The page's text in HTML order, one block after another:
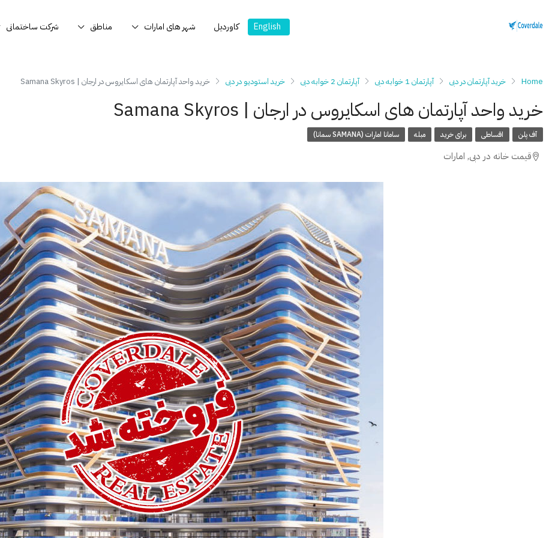
English کاوردیل شهر های امارات مناطق شرکت ساختمانی
Home خرید آپارتمان در دبی آپارتمان 1 خوابه دبی آپارتمان 2 خوابه دبی خرید استودیو در دبی خرید واحد آپارتمان های اسکایروس در ارجان | Samana Skyros
خرید واحد آپارتمان های اسکایروس در ارجان | Samana Skyros
آف پلن اقساطی برای خرید مبله سامانا امارات (SAMANA سمانا)
قیمت خانه در دبی, امارات